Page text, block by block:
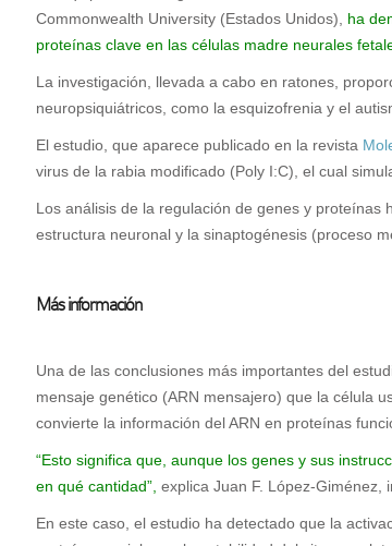
Commonwealth University (Estados Unidos), ha
proteínas clave en las células madre neurales
L a investigación, llevada a cabo en ratones,
neuropsiquiátricos, como la esquizofrenia y el
El estudio, que aparece publicado en la revista
virus de la rabia modificado (Poly I:C), el cual
Los análisis de la regulación de genes y proteínas
estructura neuronal y la sinaptogénesis (proceso
Más información
Una de las conclusiones más importantes del
mensaje genético (ARN mensajero) que la célula
convierte la información del ARN en proteínas
“Esto significa que, aunque los genes y sus
en qué cantidad”, explica Juan F. López-Giménez,
En este caso, el estudio ha detectado que la